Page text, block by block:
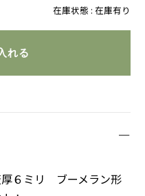
在庫状態 : 在庫有り
６ミリ ブーメラン形